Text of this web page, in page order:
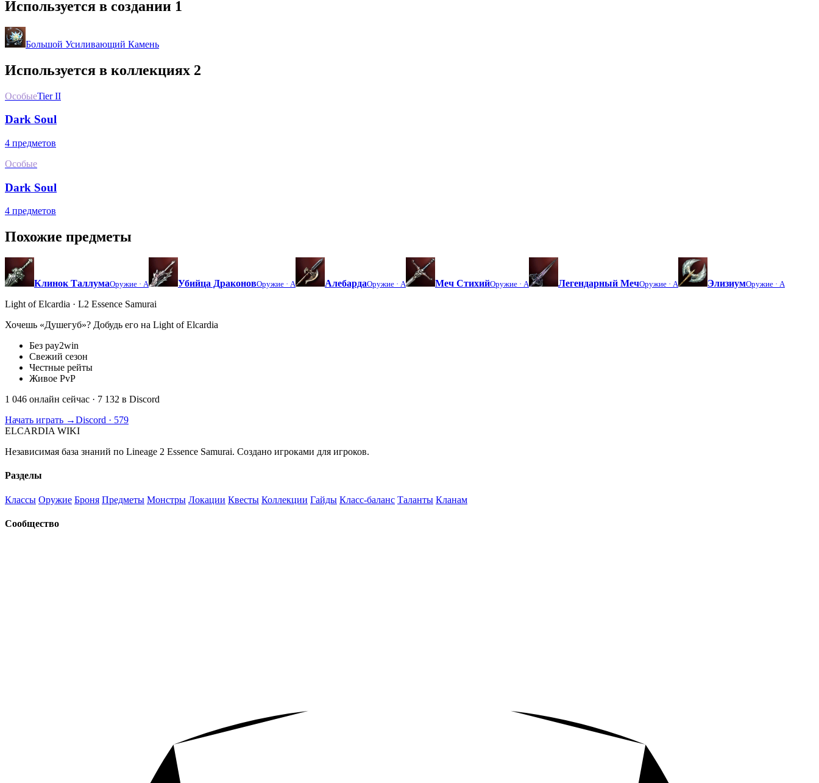
Используется в создании 1
Большой Усиливающий Камень
Используется в коллекциях 2
ОсобыеTier II
Dark Soul
4 предметов
Особые
Dark Soul
4 предметов
Похожие предметы
Клинок ТаллумаОружие · A Убийца ДраконовОружие · A АлебардаОружие · A Меч СтихийОружие · A Легендарный МечОружие · A ЭлизиумОружие · A
Light of Elcardia · L2 Essence Samurai
Хочешь «Душегуб»? Добудь его на Light of Elcardia
Без pay2win
Свежий сезон
Честные рейты
Живое PvP
1 046 онлайн сейчас · 7 132 в Discord
Начать играть →Discord · 579
ELCARDIA WIKI
Независимая база знаний по Lineage 2 Essence Samurai. Создано игроками для игроков.
Разделы
Классы Оружие Броня Предметы Монстры Локации Квесты Коллекции Гайды Класс-баланс Таланты Кланам
Сообщество